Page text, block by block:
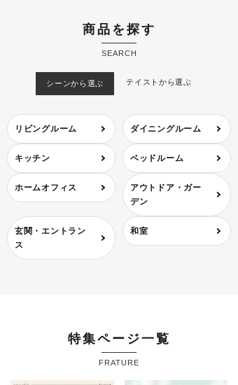
商品を探す
SEARCH
シーンから選ぶ テイストから選ぶ
リビングルーム ダイニングルーム
キッチン ベッドルーム
ホームオフィス
アウトドア・ガー
デン
玄関・エントラン
ス
和室
特集ページ一覧
FRATURE